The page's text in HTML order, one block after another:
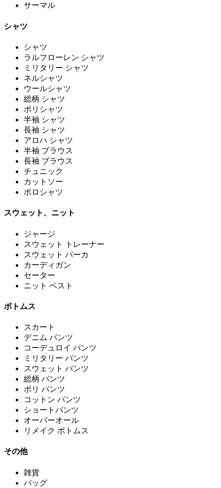
サーマル
シャツ
シャツ
ラルフローレン シャツ
ミリタリー シャツ
ネルシャツ
ウールシャツ
総柄 シャツ
ポリシャツ
半袖 シャツ
長袖 シャツ
アロハ シャツ
半袖 ブラウス
長袖 ブラウス
チュニック
カットソー
ポロシャツ
スウェット、ニット
ジャージ
スウェット トレーナー
スウェット パーカ
カーディガン
セーター
ニット ベスト
ボトムス
スカート
デニム パンツ
コーデュロイ パンツ
ミリタリー パンツ
スウェット パンツ
総柄 パンツ
ポリ パンツ
コットン パンツ
ショートパンツ
オーバーオール
リメイク ボトムス
その他
雑貨
バッグ